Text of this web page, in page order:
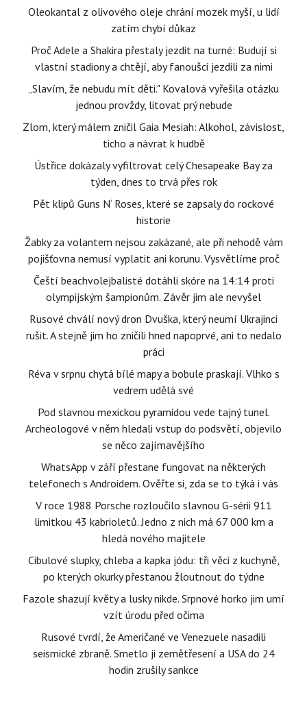
Oleokantal z olivového oleje chrání mozek myší, u lidí
zatím chybí důkaz
Proč Adele a Shakira přestaly jezdit na turné: Budují si
vlastní stadiony a chtějí, aby fanoušci jezdili za nimi
„Slavím, že nebudu mít děti." Kovalová vyřešila otázku
jednou provždy, litovat prý nebude
Zlom, který málem zničil Gaia Mesiah: Alkohol, závislost,
ticho a návrat k hudbě
Ústřice dokázaly vyfiltrovat celý Chesapeake Bay za
týden, dnes to trvá přes rok
Pět klipů Guns N‘ Roses, které se zapsaly do rockové
historie
Žabky za volantem nejsou zakázané, ale při nehodě vám
pojišťovna nemusí vyplatit ani korunu. Vysvětlíme proč
Čeští beachvolejbalisté dotáhli skóre na 14:14 proti
olympijským šampionům. Závěr jim ale nevyšel
Rusové chválí nový dron Dvuška, který neumí Ukrajinci
rušit. A stejně jim ho zničili hned napoprvé, ani to nedalo
práci
Réva v srpnu chytá bílé mapy a bobule praskají. Vlhko s
vedrem udělá své
Pod slavnou mexickou pyramidou vede tajný tunel.
Archeologové v něm hledali vstup do podsvětí, objevilo
se něco zajímavějšího
WhatsApp v září přestane fungovat na některých
telefonech s Androidem. Ověřte si, zda se to týká i vás
V roce 1988 Porsche rozloučilo slavnou G-sérii 911
limitkou 43 kabrioletů. Jedno z nich má 67 000 km a
hledá nového majitele
Cibulové slupky, chleba a kapka jódu: tři věci z kuchyně,
po kterých okurky přestanou žloutnout do týdne
Fazole shazují květy a lusky nikde. Srpnové horko jim umí
vzít úrodu před očima
Rusové tvrdí, že Američané ve Venezuele nasadili
seismické zbraně. Smetlo ji zemětřesení a USA do 24
hodin zrušily sankce